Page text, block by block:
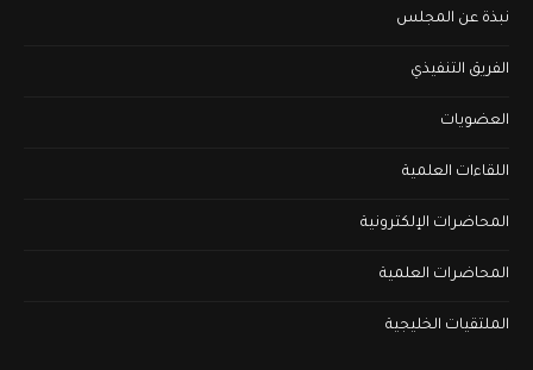
نبذة عن المجلس
الفريق التنفيذي
العضويات
اللقاءات العلمية
المحاضرات الإلكترونية
المحاضرات العلمية
الملتقيات الخليجية